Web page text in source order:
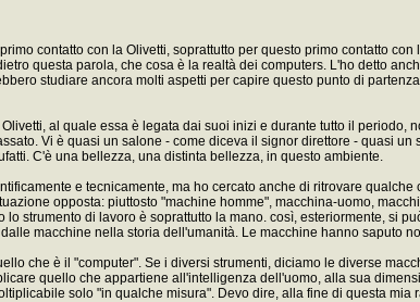
contatto con la Olivetti, soprattutto per questo primo contatto
questa parola, che cosa è la realtà dei computers. L'ho detto
studiare ancora molti aspetti per capire questo punto di
al quale essa è legata dai suoi inizi e durante tutto il
Vi è quasi un salone - come diceva il signor direttore - quasi
C'è una bellezza, una distinta bellezza, in questo ambiente.
e tecnicamente, ma ho cercato anche di ritrovare
opposta: piuttosto "machine homme", macchina-uomo,
strumento di lavoro è soprattutto la mano. così, esteriormente, si
macchine nella storia dell'umanità. Le macchine hanno saputo
che è il "computer". Se i diversi strumenti, diciamo le diverse
quello che appartiene all'intelligenza dell'uomo, alla sua
solo "in qualche misura". Devo dire, alla fine di questa mia